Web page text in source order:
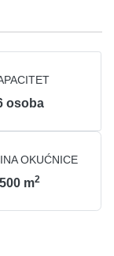
osoba
OKUĆNICE
500 m2